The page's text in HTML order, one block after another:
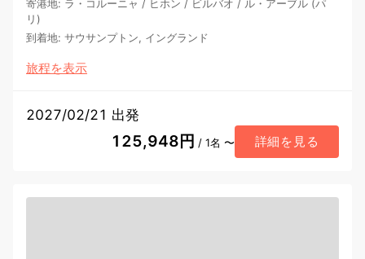
寄港地: ラ・コルーニャ / ヒホン / ビルバオ / ル・アーブル (パ
リ)
到着地: サウサンプトン, イングランド
旅程を表示
2027/02/21 出発
125,948円 / 1名 〜 詳細を見る